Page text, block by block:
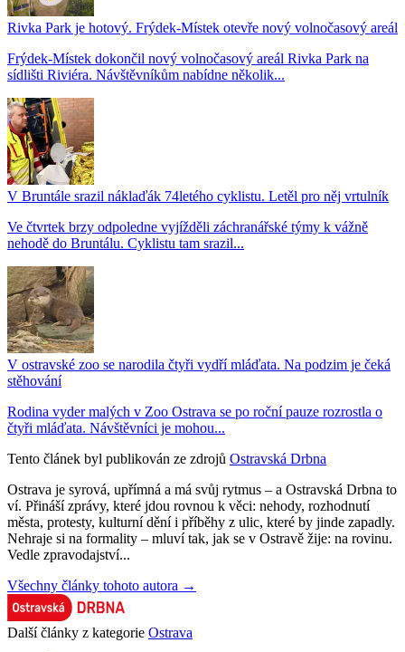
Rivka Park je hotový. Frýdek-Místek otevře nový volnočasový areál
Frýdek-Místek dokončil nový volnočasový areál Rivka Park na
sídlišti Riviéra. Návštěvníkům nabídne několik...
V Bruntále srazil náklaďák 74letého cyklistu. Letěl pro něj vrtulník
Ve čtvrtek brzy odpoledne vyjížděli záchranářské týmy k vážně
nehodě do Bruntálu. Cyklistu tam srazil...
V ostravské zoo se narodila čtyři vydří mláďata. Na podzim je čeká
stěhování
Rodina vyder malých v Zoo Ostrava se po roční pauze rozrostla o
čtyři mláďata. Návštěvníci je mohou...
Tento článek byl publikován ze zdrojů Ostravská Drbna
Ostrava je syrová, upřímná a má svůj rytmus – a Ostravská Drbna to
ví. Přináší zprávy, které jdou rovnou k věci: nehody, rozhodnutí
města, protesty, kulturní dění i příběhy z ulic, které by jinde zapadly.
Nehraje si na formality – mluví tak, jak se v Ostravě žije: na rovinu.
Vedle zpravodajství...
Všechny články tohoto autora →
Další články z kategorie Ostrava